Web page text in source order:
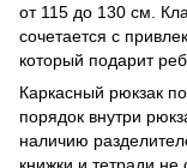
от 115 до 130 см.
сочетается с
который подарит
Каркасный рюкзак
порядок внутри
наличию
книжки и тетради не